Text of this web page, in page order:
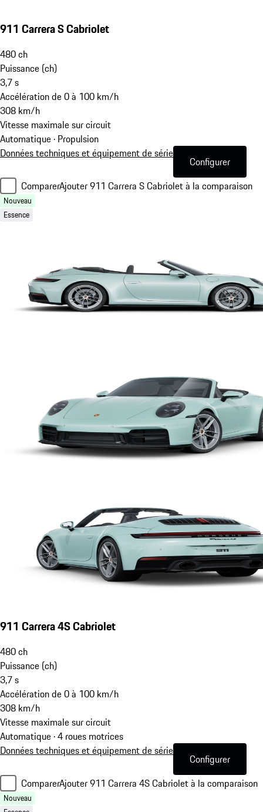
911 Carrera S Cabriolet
480ch
Puissance (ch)
3,7s
Accélération de 0 à 100 km/h
308 km/h
Vitesse maximale sur circuit
Automatique · Propulsion
Données techniques et équipement de série
Configurer
ComparerAjouter 911 Carrera S Cabriolet à la comparaison
Nouveau
Essence
911 Carrera 4S Cabriolet
480ch
Puissance (ch)
3,7s
Accélération de 0 à 100 km/h
308 km/h
Vitesse maximale sur circuit
Automatique · 4 roues motrices
Données techniques et équipement de série
Configurer
ComparerAjouter 911 Carrera 4S Cabriolet à la comparaison
Nouveau